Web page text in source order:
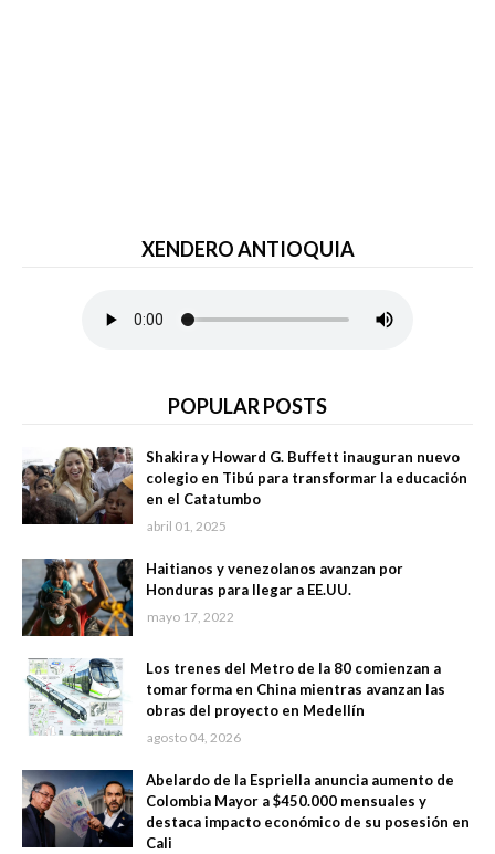
XENDERO ANTIOQUIA
POPULAR POSTS
Shakira y Howard G. Buffett inauguran nuevo
colegio en Tibú para transformar la educación
en el Catatumbo
abril 01, 2025
Haitianos y venezolanos avanzan por
Honduras para llegar a EE.UU.
mayo 17, 2022
Los trenes del Metro de la 80 comienzan a
tomar forma en China mientras avanzan las
obras del proyecto en Medellín
agosto 04, 2026
Abelardo de la Espriella anuncia aumento de
Colombia Mayor a $450.000 mensuales y
destaca impacto económico de su posesión en
Cali